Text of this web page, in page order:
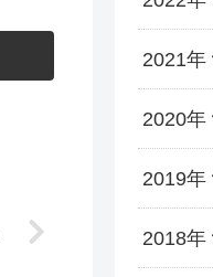
2021年
2020年
2019年
2018年